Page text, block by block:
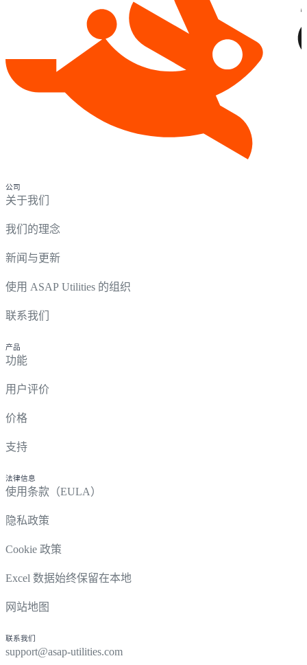
公司
关于我们
我们的理念
新闻与更新
使用 ASAP Utilities 的组织
联系我们
产品
功能
用户评价
价格
支持
法律信息
使用条款（EULA）
隐私政策
Cookie 政策
Excel 数据始终保留在本地
网站地图
联系我们
support@asap-utilities.com